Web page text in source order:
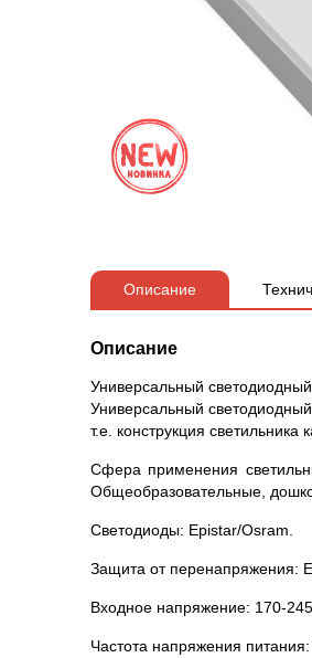
Описание
Описание
Универсальный
Универсальный
т.е. конструкция
Сфера применения
Общеобразовательные,
Светодиоды: Epistar/Osram.
Защита от перенапряжения:
Входное напряжение: 170-
Частота напряжения